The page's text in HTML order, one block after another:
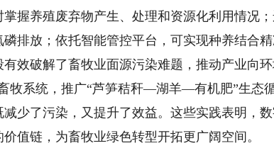
掌握养殖废弃物产生、处理和资源化利用情况
磷排放；依托智能管控平台，可实现种养结合
有效破解了畜牧业面源污染难题，推动产业向
牧系统，推广“芦笋秸秆—湖羊—有机肥”生态
减少了污染，又提升了效益。这些实践表明，
值链，为畜牧业绿色转型开拓更广阔空间。